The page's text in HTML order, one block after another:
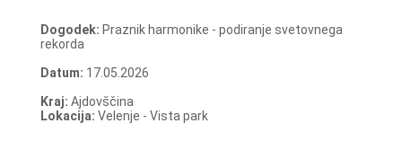
Dogodek: Praznik harmonike - podiranje svetovnega
rekorda
Datum: 17.05.2026
Kraj: Ajdovščina
Lokacija: Velenje - Vista park